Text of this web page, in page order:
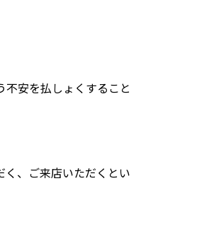
安を払しょくすること
、ご来店いただくとい